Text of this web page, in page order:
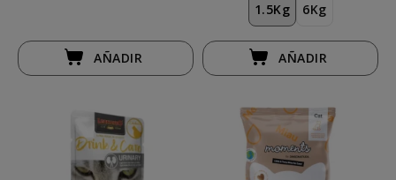
AÑADIR
1.5Kg 6Kg
AÑADIR